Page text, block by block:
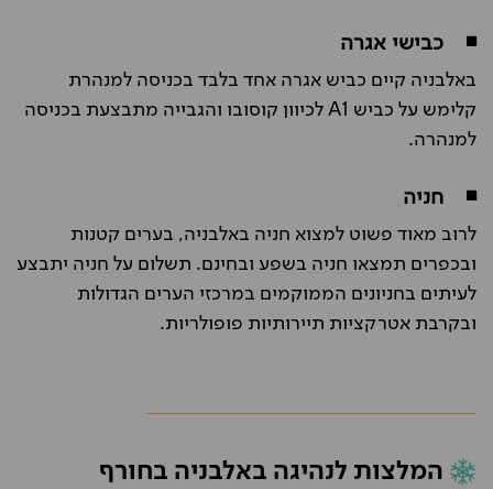
◾ כבישי אגרה
באלבניה קיים כביש אגרה אחד בלבד בכניסה למנהרת
קלימש על כביש A1 לכיוון קוסובו והגבייה מתבצעת בכניסה
למנהרה.
◾ חניה
לרוב מאוד פשוט למצוא חניה באלבניה, בערים קטנות
ובכפרים תמצאו חניה בשפע ובחינם. תשלום על חניה יתבצע
לעיתים בחניונים הממוקמים במרכזי הערים הגדולות
ובקרבת אטרקציות תיירותיות פופולריות.
המלצות לנהיגה באלבניה בחורף